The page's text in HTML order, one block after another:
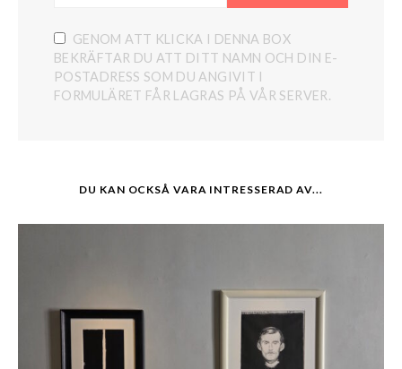
GENOM ATT KLICKA I DENNA BOX
BEKRÄFTAR DU ATT DITT NAMN OCH DIN E-
POSTADRESS SOM DU ANGIVIT I
FORMULÄRET FÅR LAGRAS PÅ VÅR SERVER.
DU KAN OCKSÅ VARA INTRESSERAD AV...